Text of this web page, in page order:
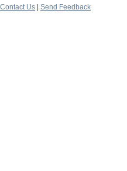
Contact Us
Send Feedback